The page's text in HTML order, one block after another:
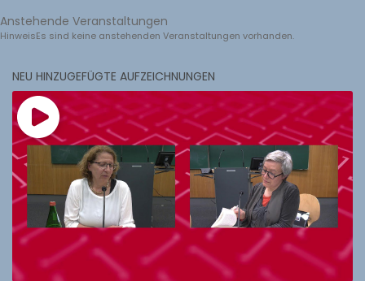
Anstehende Veranstaltungen
HinweisEs sind keine anstehenden Veranstaltungen vorhanden.
NEU HINZUGEFÜGTE AUFZEICHNUNGEN